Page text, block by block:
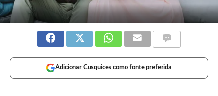
Adicionar Cusquices como fonte preferida